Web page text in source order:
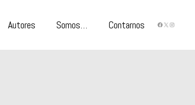
Autores Somos… Contarnos X